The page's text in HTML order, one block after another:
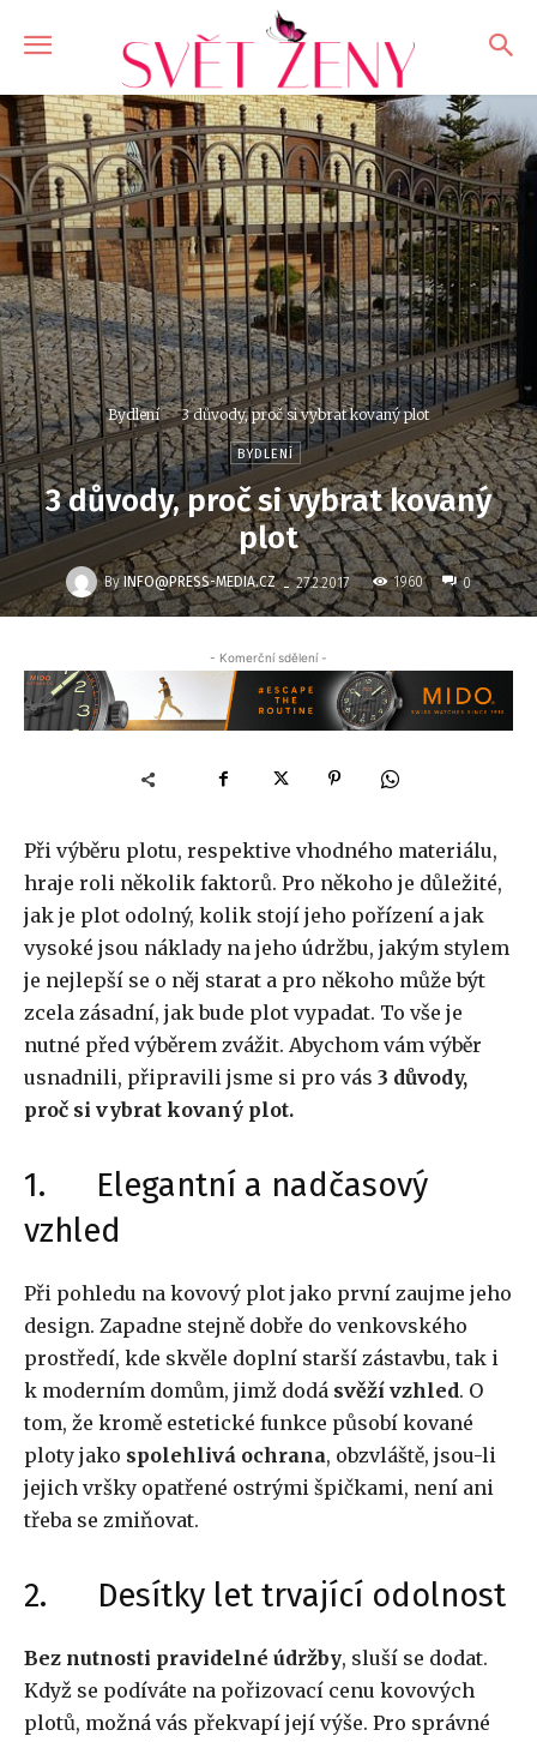
Bydlení 3 důvody, proč si vybrat kovaný plot
BYDLENÍ
3 důvody, proč si vybrat kovaný
plot
By INFO@PRESS-MEDIA.CZ - 27.2.2017 1960 0
- Komerční sdělení -
Při výběru plotu, respektive vhodného materiálu,
hraje roli několik faktorů. Pro někoho je důležité,
jak je plot odolný, kolik stojí jeho pořízení a jak
vysoké jsou náklady na jeho údržbu, jakým stylem
je nejlepší se o něj starat a pro někoho může být
zcela zásadní, jak bude plot vypadat. To vše je
nutné před výběrem zvážit. Abychom vám výběr
usnadnili, připravili jsme si pro vás 3 důvody,
proč si vybrat kovaný plot.
1. Elegantní a nadčasový
vzhled
Při pohledu na kovový plot jako první zaujme jeho
design. Zapadne stejně dobře do venkovského
prostředí, kde skvěle doplní starší zástavbu, tak i
k moderním domům, jimž dodá svěží vzhled. O
tom, že kromě estetické funkce působí kované
ploty jako spolehlivá ochrana, obzvláště, jsou-li
jejich vršky opatřené ostrými špičkami, není ani
třeba se zmiňovat.
2. Desítky let trvající odolnost
Bez nutnosti pravidelné údržby, sluší se dodat.
Když se podíváte na pořizovací cenu kovových
plotů, možná vás překvapí její výše. Pro správné